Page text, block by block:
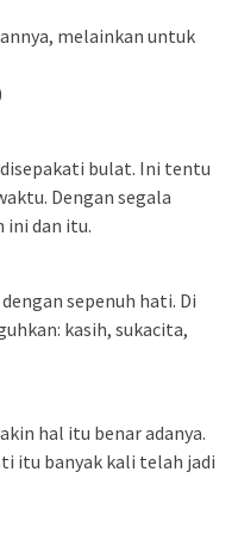
melainkan untuk
bulat. Ini tentu
Dengan segala
ini dan itu.
sepenuh hati. Di
kasih, sukacita,
hal itu benar adanya.
itu banyak kali telah jadi